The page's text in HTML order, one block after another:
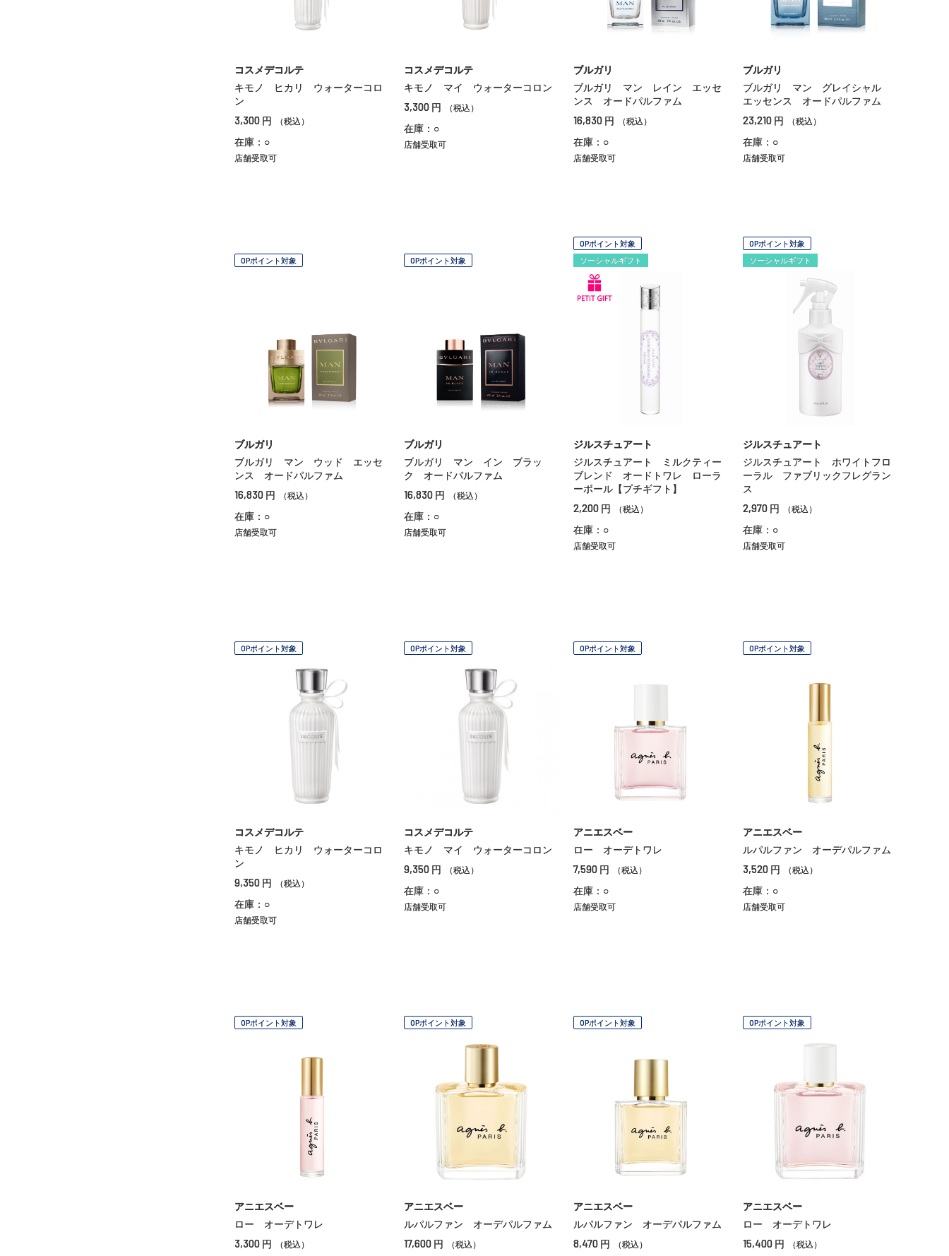
コスメデコルテ
キモノ ヒカリ ウォーターコロ
ン
3,300 円 （税込）
在庫：○
店舗受取可
コスメデコルテ
キモノ マイ ウォーターコロン
3,300 円 （税込）
在庫：○
店舗受取可
ブルガリ
ブルガリ マン レイン エッセ
ンス オードパルファム
16,830 円 （税込）
在庫：○
店舗受取可
ブルガリ
ブルガリ マン グレイシャル
エッセンス オードパルファム
23,210 円 （税込）
在庫：○
店舗受取可
OPポイント対象
ブルガリ
ブルガリ マン ウッド エッセ
ンス オードパルファム
16,830 円 （税込）
在庫：○
店舗受取可
OPポイント対象
ブルガリ
ブルガリ マン イン ブラッ
ク オードパルファム
16,830 円 （税込）
在庫：○
店舗受取可
OPポイント対象
ソーシャルギフト
ジルスチュアート
ジルスチュアート ミルクティー
ブレンド オードトワレ ローラ
ーボール【プチギフト】
2,200 円 （税込）
在庫：○
店舗受取可
OPポイント対象
ソーシャルギフト
ジルスチュアート
ジルスチュアート ホワイトフロ
ーラル ファブリックフレグラン
ス
2,970 円 （税込）
在庫：○
店舗受取可
OPポイント対象
コスメデコルテ
キモノ ヒカリ ウォーターコロ
ン
9,350 円 （税込）
在庫：○
店舗受取可
OPポイント対象
コスメデコルテ
キモノ マイ ウォーターコロン
9,350 円 （税込）
在庫：○
店舗受取可
OPポイント対象
アニエスベー
ロー オーデトワレ
7,590 円 （税込）
在庫：○
店舗受取可
OPポイント対象
アニエスベー
ルパルファン オーデパルファム
3,520 円 （税込）
在庫：○
店舗受取可
OPポイント対象
アニエスベー
ロー オーデトワレ
3,300 円 （税込）
OPポイント対象
アニエスベー
ルパルファン オーデパルファム
17,600 円 （税込）
OPポイント対象
アニエスベー
ルパルファン オーデパルファム
8,470 円 （税込）
OPポイント対象
アニエスベー
ロー オーデトワレ
15,400 円 （税込）